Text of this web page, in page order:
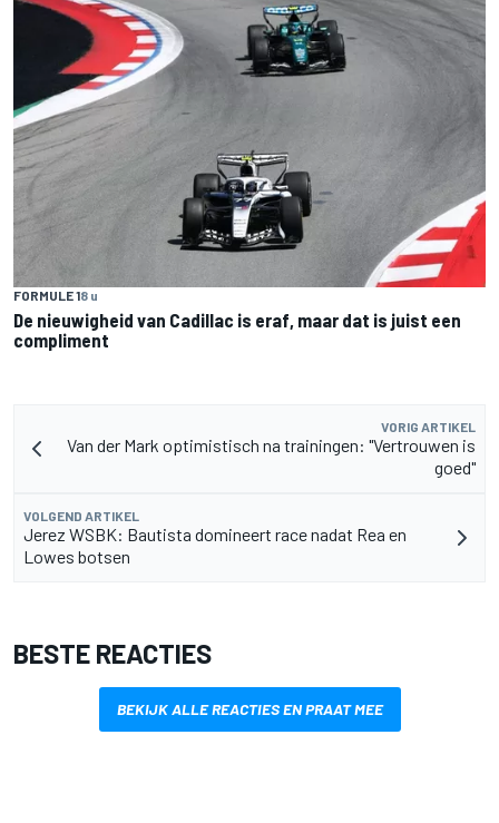
FORMULE 18 u
De nieuwigheid van Cadillac is eraf, maar dat is juist een
compliment
VORIG ARTIKEL
Van der Mark optimistisch na trainingen: "Vertrouwen is
goed"
VOLGEND ARTIKEL
Jerez WSBK: Bautista domineert race nadat Rea en
Lowes botsen
BESTE REACTIES
BEKIJK ALLE REACTIES EN PRAAT MEE